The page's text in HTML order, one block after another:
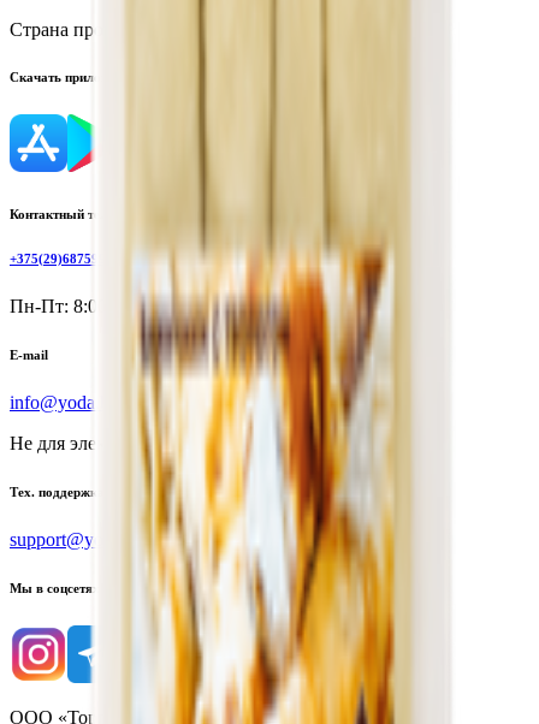
Страна производства:
Скачать приложение
Контактный телефон
+375(29)6875999
Пн-Пт: 8:00 - 17:00
E-mail
info@yoda.by
Не для электронных обращений
Тех. поддержка
support@yoda.by
Мы в соцсетях
ООО «Торговая сеть «Продмир»